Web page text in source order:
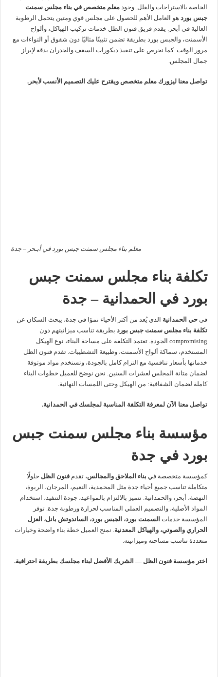
الخاصة بالاستراحات والفلل. وجودمعلم متخصص في بناء مجلس سمنت
جبس بورد هو العامل الأهم للحصول على مجلس قوي ومتين يتحمل الرطوبة
العالية في أبحر. يقدم فريق فنون الظل خدمات تركيب الهياكل، وألواح
الأسمنت، والجبس بورد بطريقة تضمن تثبيتًا مثاليًا دون شقوق أو التواءات مع
مرور الوقت. كما نحرص على تنفيذ ديكورات السقف والجدران بدقة لإبراز
جمال المجلس.
تواصل معنا ليزورك معلم متخصص ويقترح عليك التصميم الأنسب لأبحر.
معلم بناء مجلس سمنت جبس بورد في أبـحر – جدة
تكلفة بناء مجلس سمنت جبس
بورد في الحمدانية – جدة
فيحي الحمدانية الذي يُعد من أكثر الأحياء نموًا في جدة، يبحث السكان عن
تكلفة بناء مجلس سمنت جبس بورد بطريقة تناسب ميزانيتهم دون
compromising الجودة. تعتمد التكلفة على مساحة البناء، نوع الهيكل
المستخدم، سماكة ألواح الأسمنت، وطبيعة التشطيبات. تقدم فنون الظل
خدماتها بأسعار تنافسية مع التزام كامل بالجودة، وتستخدم مواد موثوقة
لضمان متانة المجلس لعشرات السنين. نحن نوضح للعميل خطوات البناء
كاملة لضمان الشفافية: من الهيكل وحتى اللمسات النهائية.
تواصل معنا الآن لمعرفة التكلفة المناسبة لمجلسك في الحمدانية.
مؤسسة بناء مجلس سمنت جبس
بورد في جدة
كمؤسسة متخصصة في بناء الملاحق والمجالس، تقدمفنون الظل حلولًا
متكاملة تناسب جميع أحياء جدة مثل المحمدية، النعيم، المرجان، الربوة،
النهضة، أبحر، والحمدانية. نتميز بالالتزام بالمواعيد، جودة التنفيذ، استخدام
المواد الأصلية، والتصميم العملي المناسب لحرارة ورطوبة جدة. توفر
المؤسسة خدمات السمنت بورد، الجبس بورد، الساندوتش بانل، العزل
الحراري والصوتي، والهياكل المعدنية . نمنح العميل خطة بناء واضحة وخيارات
متعددة تناسب مساحته وميزانيته.
اختر مؤسسة فنون الظل — الشريك الأفضل لبناء مجلسك بطريقة احترافية.